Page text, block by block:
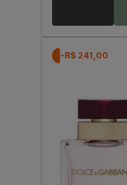
-R$ 241,00